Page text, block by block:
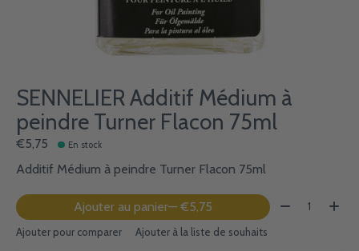
SENNELIER Additif Médium à
peindre Turner Flacon 75ml
€5,75 En stock
Additif Médium à peindre Turner Flacon 75ml
Ajouter au panier — €5,75 Quantité:
Ajouter pour comparer Ajouter à la liste de souhaits